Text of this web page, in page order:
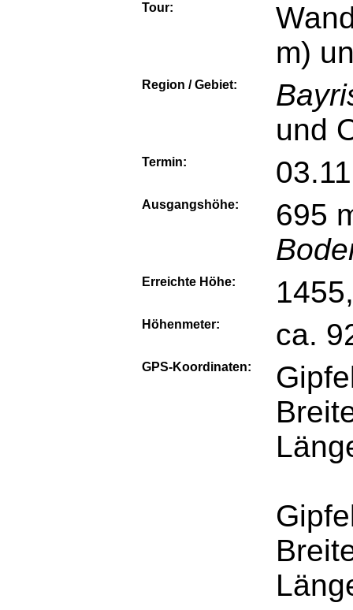
Tour:
m)
Region / Gebiet:
und
Termin:
Ausgangshöhe:
695
Erreichte Höhe:
Höhenmeter: ca.
GPS-Koordinaten: